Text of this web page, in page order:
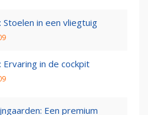
Stoelen in een vliegtuig
Ervaring in de cockpit
Een premium